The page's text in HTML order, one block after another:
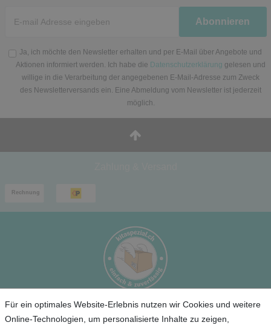
Honig
Abonnieren
Ja, ich möchte den Newsletter erhalten und per E-Mail über Angebote und
Aktionen informiert werden. Ich habe die Datenschutzerklärung gelesen und
willige in die Verarbeitung der angegebenen E-Mail-Adresse zum Zweck
des Newsletterversands ein. Eine Abmeldung vom Newsletter ist jederzeit
möglich.
Für ein optimales Website-Erlebnis nutzen wir Cookies und weitere
Online-Technologien, um personalisierte Inhalte zu zeigen,